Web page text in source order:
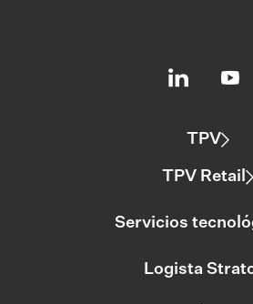
TPV
TPV Retail
Servicios
Logista